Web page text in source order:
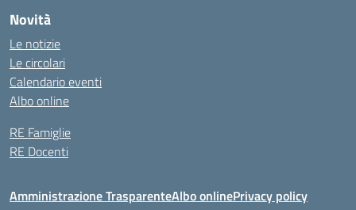
Novità
Le notizie
Le circolari
Calendario eventi
Albo online
RE Famiglie
RE Docenti
Amministrazione TrasparenteAlbo onlinePrivacy policy